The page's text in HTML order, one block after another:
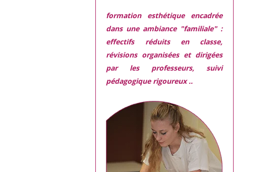
formation esthétique encadrée
dans une ambiance "familiale" :
effectifs réduits en classe,
révisions organisées et dirigées
par les professeurs, suivi
pédagogique rigoureux ..